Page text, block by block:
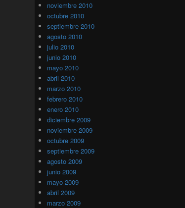
noviembre 2010
octubre 2010
septiembre 2010
agosto 2010
julio 2010
junio 2010
mayo 2010
abril 2010
marzo 2010
febrero 2010
enero 2010
diciembre 2009
noviembre 2009
octubre 2009
septiembre 2009
agosto 2009
junio 2009
mayo 2009
abril 2009
marzo 2009